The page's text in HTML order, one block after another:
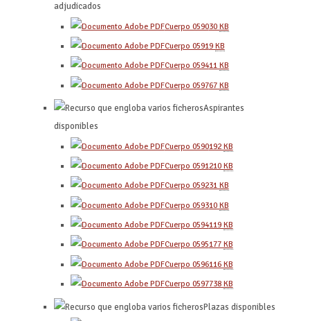
adjudicados
Cuerpo 059030 KB
Cuerpo 05919 KB
Cuerpo 059411 KB
Cuerpo 059767 KB
Aspirantes
disponibles
Cuerpo 0590192 KB
Cuerpo 0591210 KB
Cuerpo 059231 KB
Cuerpo 059310 KB
Cuerpo 0594119 KB
Cuerpo 0595177 KB
Cuerpo 0596116 KB
Cuerpo 0597738 KB
Plazas disponibles